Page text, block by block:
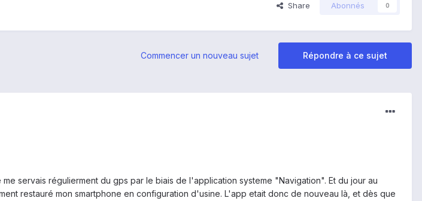
Share Abonnés 0
Répondre à ce sujet
Commencer un nouveau sujet
servais régulierment du gps par le biais de l'application systeme "Navigation". Et du jour au
restauré mon smartphone en configuration d'usine. L'app etait donc de nouveau là, et dès que